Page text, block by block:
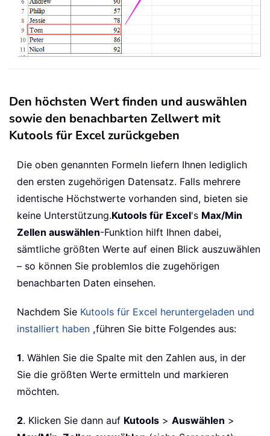
Den höchsten Wert finden und auswählen
sowie den benachbarten Zellwert mit
Kutools für Excel zurückgeben
Die oben genannten Formeln liefern Ihnen lediglich
den ersten zugehörigen Datensatz. Falls mehrere
identische Höchstwerte vorhanden sind, bieten sie
keine Unterstützung.Kutools für Excel's Max/Min
Zellen auswählen-Funktion hilft Ihnen dabei,
sämtliche größten Werte auf einen Blick auszuwählen
– so können Sie problemlos die zugehörigen
benachbarten Daten einsehen.
Nachdem Sie Kutools für Excel heruntergeladen und
installiert haben ,führen Sie bitte Folgendes aus:
1. Wählen Sie die Spalte mit den Zahlen aus, in der
Sie die größten Werte ermitteln und markieren
möchten.
2. Klicken Sie dann auf Kutools > Auswählen >